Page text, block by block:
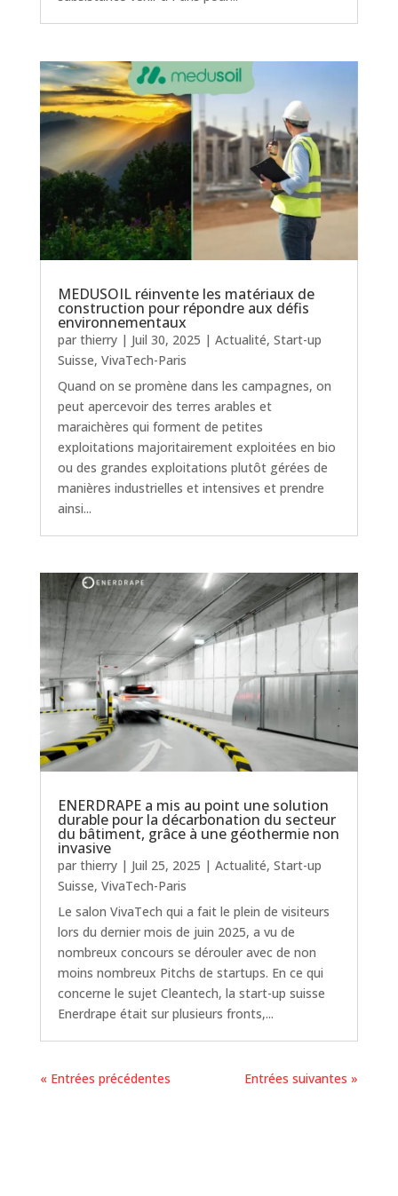
MEDUSOIL réinvente les matériaux de
construction pour répondre aux défis
environnementaux
par thierry| Juil 30, 2025 | Actualité, Start-up
Suisse, VivaTech-Paris
Quand on se promène dans les campagnes, on
peut apercevoir des terres arables et
maraichères qui forment de petites
exploitations majoritairement exploitées en bio
ou des grandes exploitations plutôt gérées de
manières industrielles et intensives et prendre
ainsi...
ENERDRAPE a mis au point une solution
durable pour la décarbonation du secteur
du bâtiment, grâce à une géothermie non
invasive
par thierry| Juil 25, 2025 | Actualité, Start-up
Suisse, VivaTech-Paris
Le salon VivaTech qui a fait le plein de visiteurs
lors du dernier mois de juin 2025, a vu de
nombreux concours se dérouler avec de non
moins nombreux Pitchs de startups. En ce qui
concerne le sujet Cleantech, la start-up suisse
Enerdrape était sur plusieurs fronts,...
« Entrées précédentes Entrées suivantes »